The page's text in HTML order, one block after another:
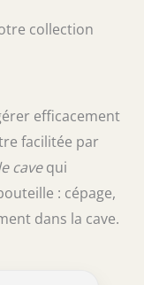
collection
efficacement
facilitée par
cavequi
: cépage,
dans la cave.